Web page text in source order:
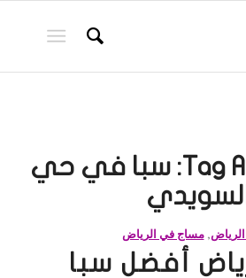
Tag سبا في حي
السويدي
,مساج في الرياض
أفضل سبا